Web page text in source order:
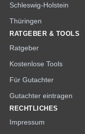
Schleswig-Holstein
Thüringen
RATGEBER & TOOLS
Ratgeber
Kostenlose Tools
Für Gutachter
Gutachter eintragen
RECHTLICHES
Impressum